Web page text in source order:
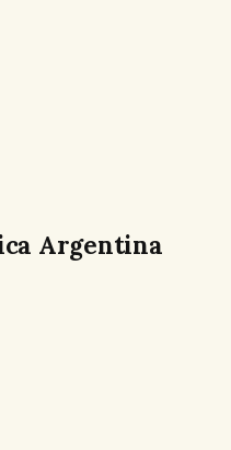
Argentina